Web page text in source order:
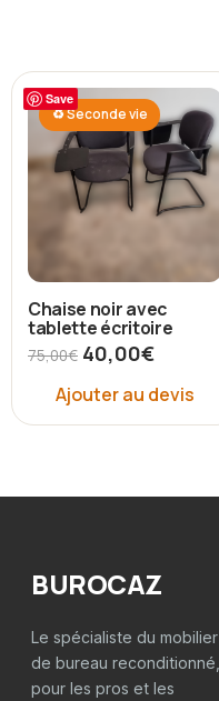
Save
♻ Seconde vie
Chaise noir avec
tablette écritoire
75,00€ 40,00€
Ajouter au devis
BUROCAZ
Le spécialiste du mobilier
de bureau reconditionné,
pour les pros et les